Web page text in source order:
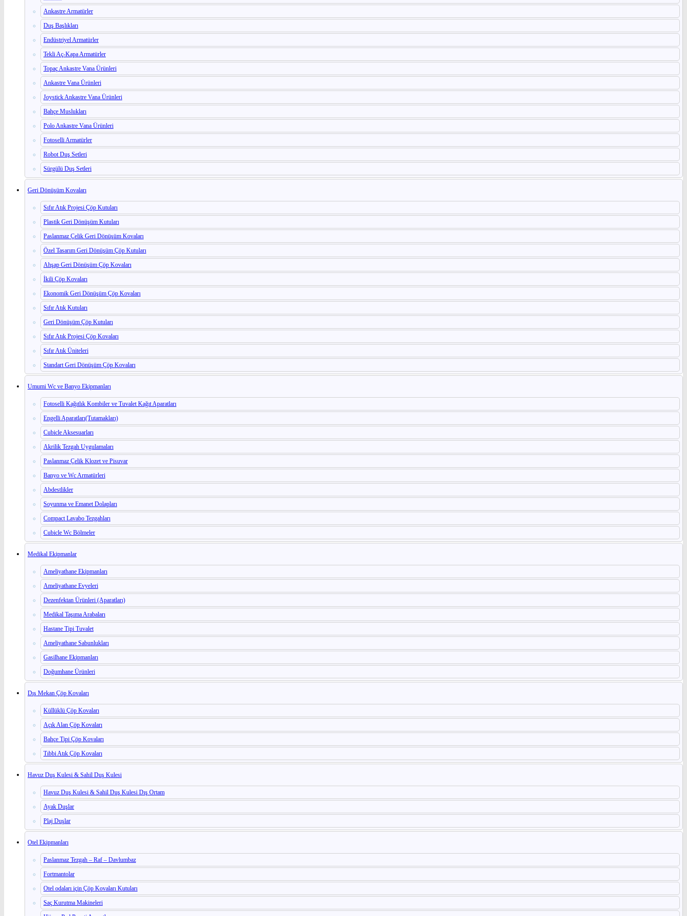
Ankastre Armatürler
Duş Başlıkları
Endüstriyel Armatürler
Tekli Aç-Kapa Armatürler
Topaç Ankastre Vana Ürünleri
Ankastre Vana Ürünleri
Joystick Ankastre Vana Ürünleri
Bahçe Muslukları
Polo Ankastre Vana Ürünleri
Fotoselli Armatürler
Robot Duş Setleri
Sürgülü Duş Setleri
Geri Dönüşüm Kovaları
Sıfır Atık Projesi Çöp Kutuları
Plastik Geri Dönüşüm Kutuları
Paslanmaz Çelik Geri Dönüşüm Kovaları
Özel Tasarım Geri Dönüşüm Çöp Kutuları
Ahşap Geri Dönüşüm Çöp Kovaları
İkili Çöp Kovaları
Ekonomik Geri Dönüşüm Çöp Kovaları
Sıfır Atık Kutuları
Geri Dönüşüm Çöp Kutuları
Sıfır Atık Projesi Çöp Kovaları
Sıfır Atık Üniteleri
Standart Geri Dönüşüm Çöp Kovaları
Umumi Wc ve Banyo Ekipmanları
Fotoselli Kağıtlık Kombiler ve Tuvalet Kağıt Aparatları
Engelli Aparatları(Tutamakları)
Cubicle Aksesuarları
Akrilik Tezgah Uygulamaları
Paslanmaz Çelik Klozet ve Pisuvar
Banyo ve Wc Armatürleri
Abdestlikler
Soyunma ve Emanet Dolapları
Compact Lavabo Tezgahları
Cubicle Wc Bölmeler
Medikal Ekipmanlar
Ameliyathane Ekipmanları
Ameliyathane Evyeleri
Dezenfektan Ürünleri (Aparatları)
Medikal Taşıma Arabaları
Hastane Tipi Tuvalet
Ameliyathane Sabunlukları
Gasilhane Ekipmanları
Doğumhane Ürünleri
Dış Mekan Çöp Kovaları
Küllüklü Çöp Kovaları
Açık Alan Çöp Kovaları
Bahçe Tipi Çöp Kovaları
Tıbbi Atık Çöp Kovaları
Havuz Duş Kulesi & Sahil Duş Kulesi
Havuz Duş Kulesi & Sahil Duş Kulesi Dış Ortam
Ayak Duşlar
Plaj Duşlar
Otel Ekipmanları
Paslanmaz Tezgah – Raf – Davlumbaz
Fortmantolar
Otel odaları için Çöp Kovaları Kutuları
Saç Kurutma Makineleri